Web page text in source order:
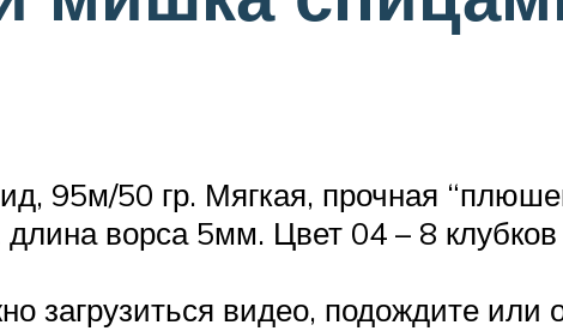
95м/50 гр. Мягкая, прочная
ворса 5мм. Цвет 04 – 8
видео, подождите или